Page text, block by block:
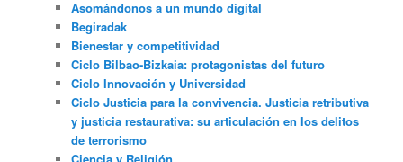
Asomándonos a un mundo digital
Begiradak
Bienestar y competitividad
Ciclo Bilbao-Bizkaia: protagonistas del futuro
Ciclo Innovación y Universidad
Ciclo Justicia para la convivencia. Justicia retributiva
y justicia restaurativa: su articulación en los delitos
de terrorismo